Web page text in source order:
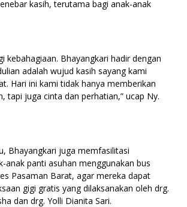
kasih, terutama bagi anak-anak
kebahagiaan. Bhayangkari hadir dengan
adalah wujud kasih sayang kami
Hari ini kami tidak hanya memberikan
tapi juga cinta dan perhatian,” ucap Ny.
Bhayangkari juga memfasilitasi
anak panti asuhan menggunakan bus
Pasaman Barat, agar mereka dapat
gigi gratis yang dilaksanakan oleh drg.
dan drg. Yolli Dianita Sari.